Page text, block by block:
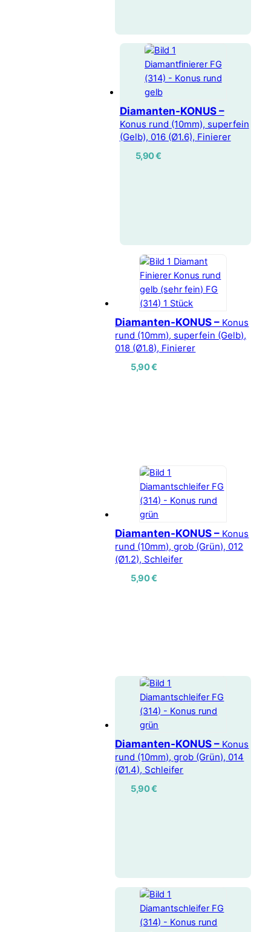
Diamanten-KONUS –
Konus rund (10mm), superfein
(Gelb), 016 (Ø1.6), Finierer
5,90€
Diamanten-KONUS – Konus
rund (10mm), superfein (Gelb),
018 (Ø1.8), Finierer
5,90€
Diamanten-KONUS – Konus
rund (10mm), grob (Grün), 012
(Ø1.2), Schleifer
5,90€
Diamanten-KONUS – Konus
rund (10mm), grob (Grün), 014
(Ø1.4), Schleifer
5,90€